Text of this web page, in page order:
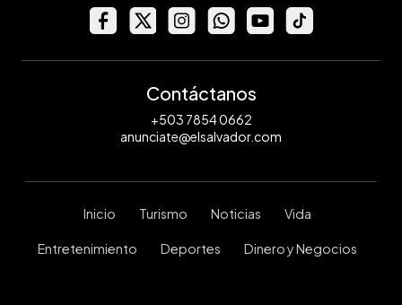
Contáctanos
+503 7854 0662
anunciate@elsalvador.com
Inicio Turismo Noticias Vida
Entretenimiento Deportes Dinero y Negocios